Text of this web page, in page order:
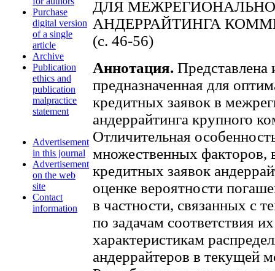
Purchase
digital version
of a single
article
Archive
Publication
ethics and
publication
malpractice
statement
Advertisement
in this journal
Advertisement
on the web
site
Contact
information
ДЛЯ
АНДЕРРАЙТИНГА
(c. 46-56)
Аннотация. Представлена
предназначенная для
кредитных заявок в
андеррайтинга крупного
Отличительная
множественных факторов,
кредитных заявок
оценке вероятности
в частности, связанных с
по задачам соответствия
характеристикам
андеррайтеров в текущей